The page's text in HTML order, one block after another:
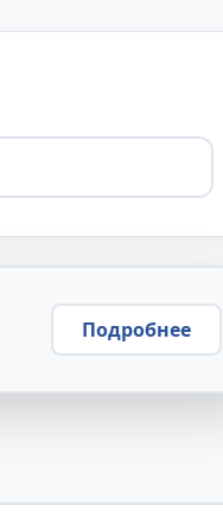
Подробнее